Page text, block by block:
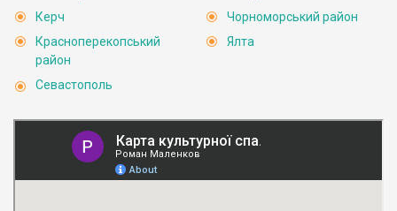
Керч
Красноперекопський
район
Севастополь
Чорноморський район
Ялта